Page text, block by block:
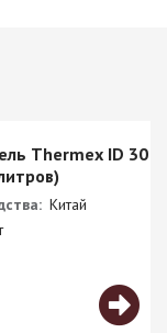
Thermex ID 30 V
Китай